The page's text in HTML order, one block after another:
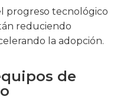
progreso tecnológico
reduciendo
la adopción.
de